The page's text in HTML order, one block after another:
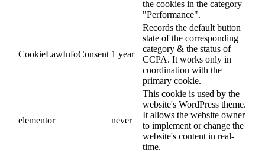
the cookies in the category
"Performance".
CookieLawInfoConsent 1 year
Records the default button
state of the corresponding
category & the status of
CCPA. It works only in
coordination with the
primary cookie.
elementor never
This cookie is used by the
website's WordPress theme.
It allows the website owner
to implement or change the
website's content in real-
time.